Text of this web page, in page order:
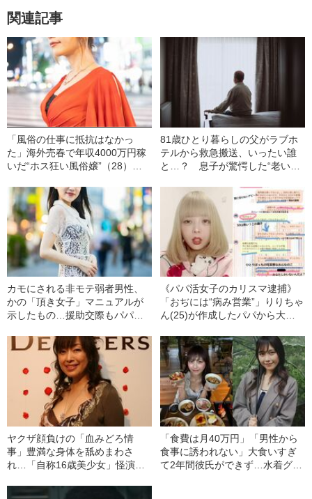
関連記事
「風俗の仕事に抵抗はなかっ
た」海外売春で年収4000万円稼
いだ“ホス狂い風俗嬢”（28）
81歳ひとり暮らしの父がラブホ
テルから救急搬送、いったい誰
と…？ 息子が驚愕した“老いた
カモにされる非モテ弱者男性、
かの「頂き女子」マニュアルが
示したもの…援助交際もパパ活
欲が暗い未来で咲いた花
《パパ活女子のカリスマ逮捕》
「おぢには“病み営業”」りりちゃ
ん(25)が作成したパパから大金
べて「もう闇金いこうかな…」
《懲役9年の判決》
ヤクザ顔負けの「血みどろ情
事」豊満な身体を舐めまわさ
れ…「自称16歳美少女」怪演
ぎる“熟れ方”
「食費は月40万円」「男性から
食事に誘われない」大食いすぎ
て2年間彼氏ができず…水着グラ